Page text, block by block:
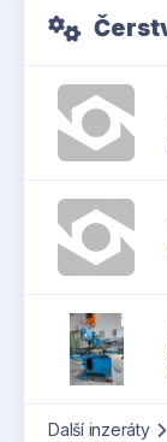
Další inzeráty